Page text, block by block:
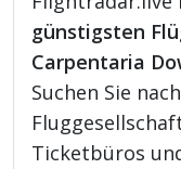
günstigsten
Carpentaria
Suchen Sie
Ticketbüros